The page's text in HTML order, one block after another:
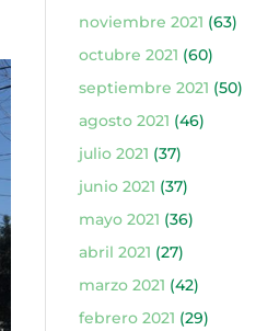
noviembre 2021 (63)
octubre 2021 (60)
septiembre 2021 (50)
agosto 2021 (46)
julio 2021 (37)
junio 2021 (37)
mayo 2021 (36)
abril 2021 (27)
marzo 2021 (42)
febrero 2021 (29)